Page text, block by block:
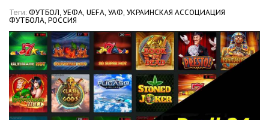
Теги: ФУТБОЛ, УЕФА, UEFA, УАФ, УКРАИНСКАЯ АССОЦИАЦИЯ
ФУТБОЛА, РОССИЯ